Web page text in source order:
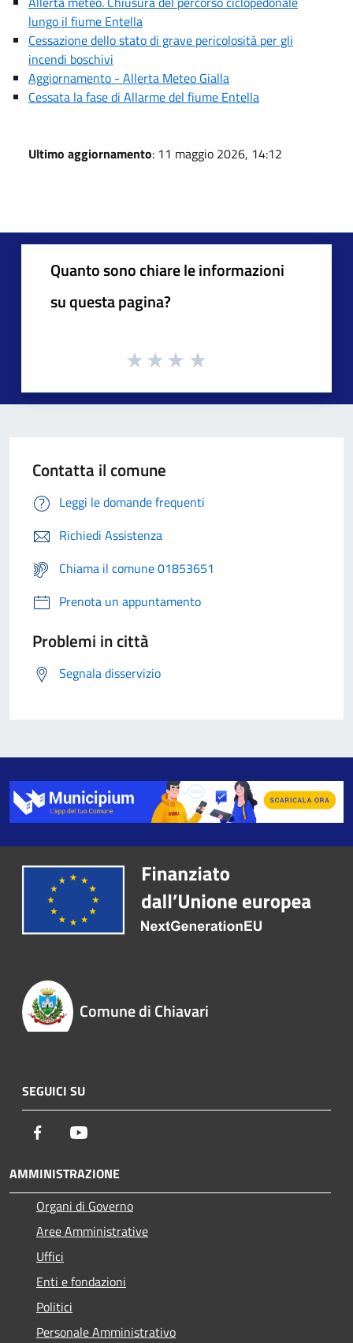
lungo il fiume Entella
Cessazione dello stato di grave pericolosità per gli
incendi boschivi
Aggiornamento - Allerta Meteo Gialla
Cessata la fase di Allarme del fiume Entella
Ultimo aggiornamento: 11 maggio 2026, 14:12
Quanto sono chiare le informazioni
su questa pagina?
Contatta il comune
Leggi le domande frequenti
Richiedi Assistenza
Chiama il comune 01853651
Prenota un appuntamento
Problemi in città
Segnala disservizio
Comune di Chiavari
SEGUICI SU
Facebook
AMMINISTRAZIONE
Organi di Governo
Aree Amministrative
Uffici
Enti e fondazioni
Politici
Personale Amministrativo